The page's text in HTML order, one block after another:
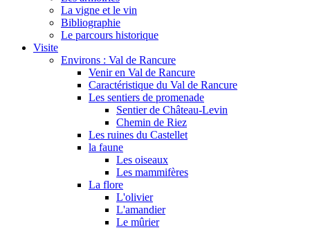
La vigne et le vin
Bibliographie
Le parcours historique
Visite
Environs : Val de Rancure
Venir en Val de Rancure
Caractéristique du Val de Rancure
Les sentiers de promenade
Sentier de Château-Levin
Chemin de Riez
Les ruines du Castellet
la faune
Les oiseaux
Les mammifères
La flore
L'olivier
L'amandier
Le mûrier